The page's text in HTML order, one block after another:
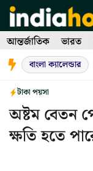
Skip
to
content
আন্তর্জাতিক ভারত
বাংলা ক্যালেন্ডার
টাকা পয়সা
অষ্টম বেতন
ক্ষতি হতে